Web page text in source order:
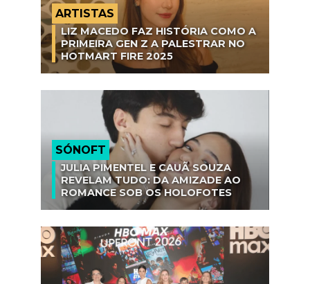
ARTISTAS
LIZ MACEDO FAZ HISTÓRIA COMO A
PRIMEIRA GEN Z A PALESTRAR NO
HOTMART FIRE 2025
SÓNOFT
JULIA PIMENTEL E CAUÃ SOUZA
REVELAM TUDO: DA AMIZADE AO
ROMANCE SOB OS HOLOFOTES